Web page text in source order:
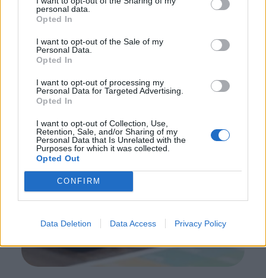
personal data.
Opted In
I want to opt-out of the Sale of my
Personal Data.
Opted In
I want to opt-out of processing my
Personal Data for Targeted Advertising.
Opted In
I want to opt-out of Collection, Use,
Retention, Sale, and/or Sharing of my
Personal Data that Is Unrelated with the
Purposes for which it was collected.
Opted Out
CONFIRM
Data Deletion Data Access Privacy Policy